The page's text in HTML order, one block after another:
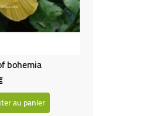
bohemia
Prix
au panier